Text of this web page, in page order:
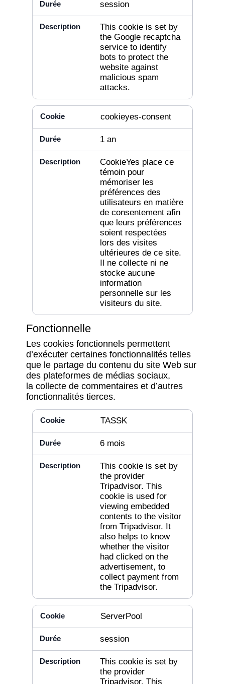
session
This cookie is set by
the Google recaptcha
service to identify
bots to protect the
website against
malicious spam
attacks.
cookieyes-consent
1 an
CookieYes place ce
témoin pour
mémoriser les
préférences des
utilisateurs en matière
de consentement afin
que leurs préférences
soient respectées
lors des visites
ultérieures de ce site.
Il ne collecte ni ne
stocke aucune
information
personnelle sur les
visiteurs du site.
Fonctionnelle
Les cookies fonctionnels permettent
d’exécuter certaines fonctionnalités telles
que le partage du contenu du site Web sur
des plateformes de médias sociaux,
la collecte de commentaires et d’autres
fonctionnalités tierces.
TASSK
6 mois
This cookie is set by
the provider
Tripadvisor. This
cookie is used for
viewing embedded
contents to the visitor
from Tripadvisor. It
also helps to know
whether the visitor
had clicked on the
advertisement, to
collect payment from
the Tripadvisor.
ServerPool
session
This cookie is set by
the provider
Tripadvisor. This